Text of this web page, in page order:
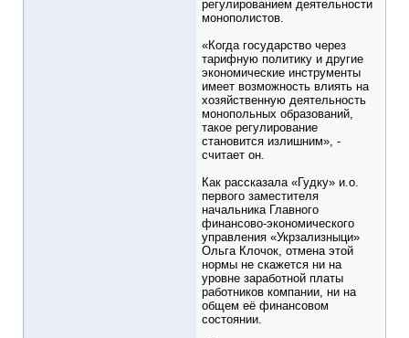
регулированием деятельности
монополистов.
«Когда государство через
тарифную политику и другие
экономические инструменты
имеет возможность влиять на
хозяйственную деятельность
монопольных образований,
такое регулирование
становится излишним», -
считает он.
Как рассказала «Гудку» и.о.
первого заместителя
начальника Главного
финансово-экономического
управления «Укрзализныци»
Ольга Клочок, отмена этой
нормы не скажется ни на
уровне заработной платы
работников компании, ни на
общем её финансовом
состоянии.